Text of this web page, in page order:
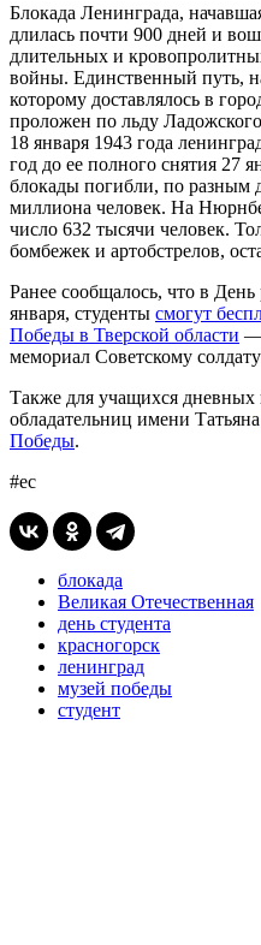
Блокада Ленинграда,
длилась почти 900 дней и
длительных и
войны. Единственный путь,
которому доставлялось в
проложен по льду
18 января 1943 года
год до ее полного снятия 27
блокады погибли, по разным
миллиона человек. На
число 632 тысячи человек.
бомбежек и артобстрелов,
Ранее сообщалось, что в День
января, студенты смогут
Победы в Тверской области —
мемориал Советскому
Также для учащихся дневных
обладательниц имени Татьяна
Победы.
#ес
блокада
Великая Отечественная
день студента
красногорск
ленинград
музей победы
студент